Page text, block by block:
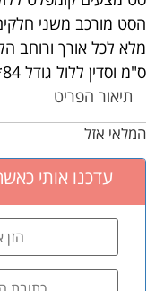
הסט מורכב משני
ס"מ וסדין ללול גודל 84*96*17 ס"מ
תיאור הפריט
עדכנו אותי
אנו משתמשים בקבצי
ולצרכי שיווק,